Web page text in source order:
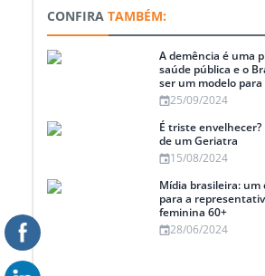
CONFIRA TAMBÉM:
A demência é uma
saúde pública e o
ser um modelo para
25/09/2024
É triste envelhecer?
de um Geriatra
15/08/2024
Mídia brasileira: um
para a
feminina 60+
28/06/2024